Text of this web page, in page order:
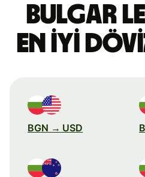
Bulgar
en iyi
BGN → USD